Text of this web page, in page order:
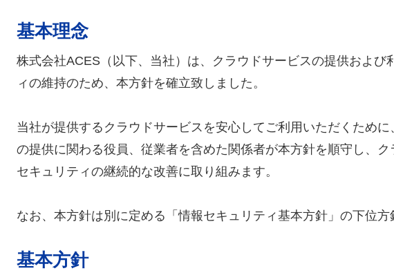
基本理念
株式会社ACES（以下、当社）は、クラウドサービスの提供および
ィの維持のため、本方針を確立致しました。
当社が提供するクラウドサービスを安心してご利用いただくため
の提供に関わる役員、従業者を含めた関係者が本方針を順守し、
セキュリティの継続的な改善に取り組みます。
なお、本方針は別に定める「情報セキュリティ基本方針」の下位方
基本方針